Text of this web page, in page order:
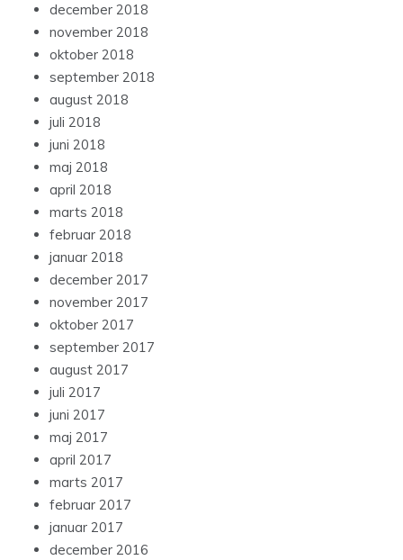
december 2018
november 2018
oktober 2018
september 2018
august 2018
juli 2018
juni 2018
maj 2018
april 2018
marts 2018
februar 2018
januar 2018
december 2017
november 2017
oktober 2017
september 2017
august 2017
juli 2017
juni 2017
maj 2017
april 2017
marts 2017
februar 2017
januar 2017
december 2016